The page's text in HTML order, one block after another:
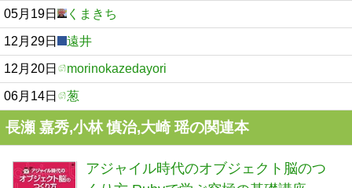
05月19日 くまきち
12月29日 遠井
12月20日 morinokazedayori
06月14日 葱
長瀬 嘉秀,小林 慎治,大崎 瑶の関連本
アジャイル時代のオブジェクト脳のつ